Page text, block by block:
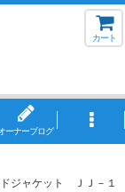
カート
ーナーブログ
ジャケット ＪＪ－１